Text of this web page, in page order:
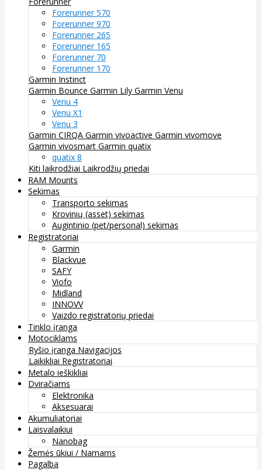
Forerunner 570
Forerunner 970
Forerunner 265
Forerunner 165
Forerunner 70
Forerunner 170
Garmin Instinct
Garmin Bounce Garmin Lily Garmin Venu
Venu 4
Venu X1
Venu 3
Garmin CIRQA Garmin vivoactive Garmin vivomove
Garmin vivosmart Garmin quatix
quatix 8
Kiti laikrodžiai Laikrodžių priedai
RAM Mounts
Sekimas
Transporto sekimas
Krovinių (asset) sekimas
Augintinio (pet/personal) sekimas
Registratoriai
Garmin
Blackvue
SAFY
Viofo
Midland
INNOVV
Vaizdo registratorių priedai
Tinklo įranga
Motociklams
Ryšio įranga Navigacijos
Laikikliai Registratoriai
Metalo ieškikliai
Dviračiams
Elektronika
Aksesuarai
Akumuliatoriai
Laisvalaikiui
Nanobag
Žemės ūkiui / Namams
Pagalba